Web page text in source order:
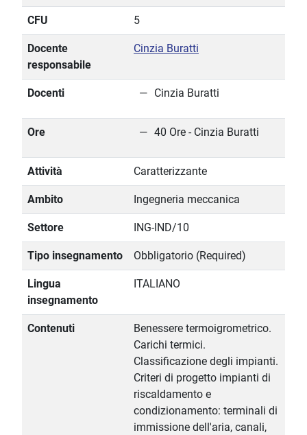
CFU 5
Docente
responsabile
Cinzia Buratti
Docenti Cinzia Buratti
Ore 40 Ore - Cinzia Buratti
Attività Caratterizzante
Ambito Ingegneria meccanica
Settore ING-IND/10
Tipo insegnamento Obbligatorio (Required)
Lingua
insegnamento
ITALIANO
Contenuti
Benessere termoigrometrico.
Carichi termici.
Classificazione degli impianti.
Criteri di progetto impianti di
riscaldamento e
condizionamento: terminali di
immissione dell'aria, canali,